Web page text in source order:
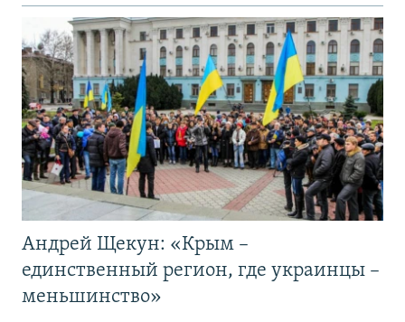
Андрей Щекун: «Крым –
единственный регион, где украинцы –
меньшинство»